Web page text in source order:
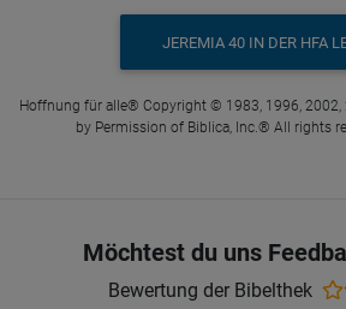
JEREMIA 40 IN DER HFA
Hoffnung für alle® Copyright © 1983, 1996, 2002,
by Permission of Biblica, Inc.® All rights
Möchtest du uns
Bewertung der Bibelthek